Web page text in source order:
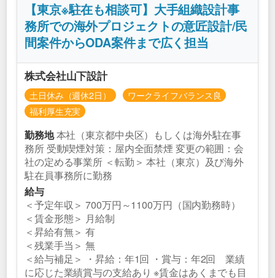
【東京※駐在も相談可】大手組織設計事
務所での海外プロジェクトの意匠設計/民
間案件からODA案件まで広く担当
株式会社山下設計
土日休み（週休2日）
ワークライフバランス良
福利厚生充実
勤務地本社（東京都中央区）もしくは海外駐在事
務所 受動喫煙対策：屋内全面禁煙 変更の範囲：会
社の定める事業所 ＜転勤＞ 本社（東京）及び海外
駐在員事務所に勤務
給与
＜予定年収＞ 700万円～1100万円（国内勤務時）
＜賃金形態＞ 月給制
＜昇給有無＞ 有
＜残業手当＞ 無
＜給与補足＞ ・昇給：年1回 ・賞与：年2回 業績
に応じた業績賞与の支給あり ※賃金はあくまでも目